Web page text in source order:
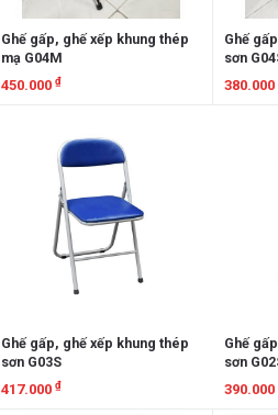
Ghế gấp, ghế xếp khung thép
mạ G04M
450.000 ₫
Ghế
sơn
380.000
Ghế gấp, ghế xếp khung thép
sơn G03S
417.000 ₫
Ghế
sơn
390.000